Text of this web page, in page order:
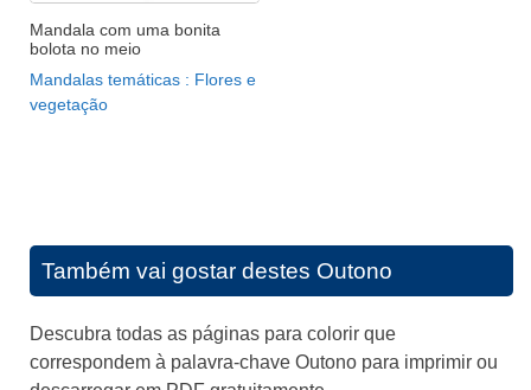
Mandala com uma bonita
bolota no meio
Mandalas temáticas : Flores e
vegetação
Também vai gostar destes Outono
Descubra todas as páginas para colorir que
correspondem à palavra-chave Outono para imprimir ou